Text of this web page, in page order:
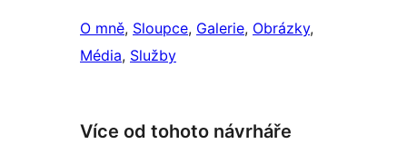
O mně, Sloupce, Galerie, Obrázky
Média, Služby
Více od tohoto návrháře